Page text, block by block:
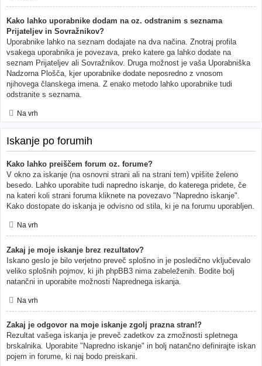
Kako lahko uporabnike dodam na oz. odstranim s seznama
Prijateljev in Sovražnikov?
Uporabnike lahko na seznam dodajate na dva načina. Znotraj profila
vsakega uporabnika je povezava, preko katere ga lahko dodate na
seznam Prijateljev ali Sovražnikov. Druga možnost je vaša Uporabniška
Nadzorna Plošča, kjer uporabnike dodate neposredno z vnosom
njihovega članskega imena. Z enako metodo lahko uporabnike tudi
odstranite s seznama.
Na vrh
Iskanje po forumih
Kako lahko preiščem forum oz. forume?
V okno za iskanje (na osnovni strani ali na strani tem) vpišite želeno
besedo. Lahko uporabite tudi napredno iskanje, do katerega pridete, če
na kateri koli strani foruma kliknete na povezavo "Napredno iskanje".
Kako dostopate do iskanja je odvisno od stila, ki je na forumu uporabljen.
Na vrh
Zakaj je moje iskanje brez rezultatov?
Iskano geslo je bilo verjetno preveč splošno in je posledično vključevalo
veliko splošnih pojmov, ki jih phpBB3 nima zabeleženih. Bodite bolj
natančni in uporabite možnosti Naprednega iskanja.
Na vrh
Zakaj je odgovor na moje iskanje zgolj prazna stran!?
Rezultat vašega iskanja je preveč zadetkov za zmožnosti spletnega
brskalnika. Uporabite "Napredno iskanje" in bolj natančno definirajte iskan
pojem in forume, ki naj bodo preiskani.